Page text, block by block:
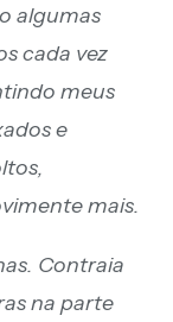
algumas
cada vez
meus
e
mais.
Contraia
na parte